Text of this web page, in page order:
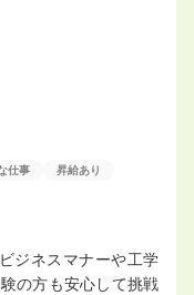
仕事 昇給あり
ジネスマナーや工学
の方も安心して挑戦